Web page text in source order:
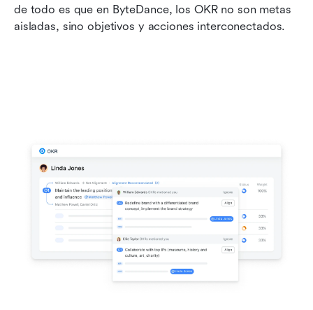
de todo es que en ByteDance, los OKR no son metas
aisladas, sino objetivos y acciones interconectados.